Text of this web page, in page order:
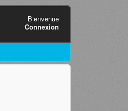
Bienvenue
Connexion